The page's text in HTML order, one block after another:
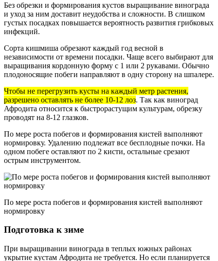
Без обрезки и формирования кустов выращивание винограда
и уход за ним доставит неудобства и сложности. В слишком
густых посадках повышается вероятность развития грибковых
инфекций.
Сорта кишмиша обрезают каждый год весной в
независимости от времени посадки. Чаще всего выбирают для
выращивания кордонную форму с 1 или 2 рукавами. Обычно
плодоносящие побеги направляют в одну сторону на шпалере.
Чтобы не перегрузить кусты на каждый метр растения,
разрешено оставлять не более 10-12 лоз. Так как виноград
Афродита относится к быстрорастущим культурам, обрезку
проводят на 8-12 глазков.
По мере роста побегов и формирования кистей выполняют
нормировку. Удалению подлежат все бесплодные почки. На
одном побеге оставляют по 2 кисти, остальные срезают
острым инструментом.
По мере роста побегов и формирования кистей выполняют
нормировку
Подготовка к зиме
При выращивании винограда в теплых южных районах
укрытие кустам Афродита не требуется. Но если планируется